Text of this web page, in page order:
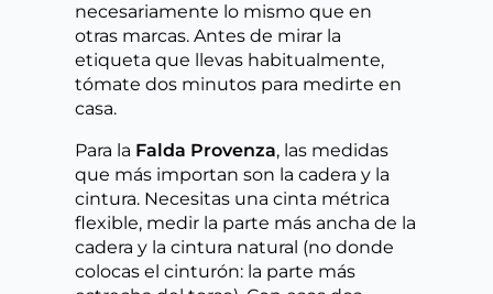
necesariamente lo mismo que en
otras marcas. Antes de mirar la
etiqueta que llevas habitualmente,
tómate dos minutos para medirte en
casa.
Para la Falda Provenza, las medidas
que más importan son la cadera y la
cintura. Necesitas una cinta métrica
flexible, medir la parte más ancha de la
cadera y la cintura natural (no donde
colocas el cinturón: la parte más